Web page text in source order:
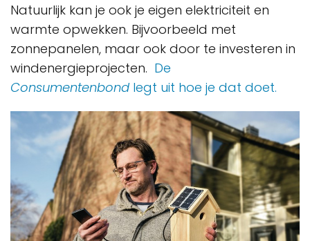
Natuurlijk kan je ook je eigen elektriciteit en
warmte opwekken. Bijvoorbeeld met
zonnepanelen, maar ook door te investeren in
windenergieprojecten. De
Consumentenbond legt uit hoe je dat doet.